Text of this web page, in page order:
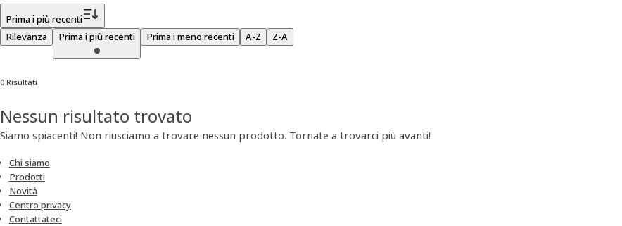
Prima i più recenti
Rilevanza
Prima i più recenti Prima i meno recenti A-Z Z-A
0 Risultati
Nessun risultato trovato
Siamo spiacenti! Non riusciamo a trovare nessun prodotto. Tornate a trovarci più avanti!
Chi siamo
Prodotti
Novità
Centro privacy
Contattateci